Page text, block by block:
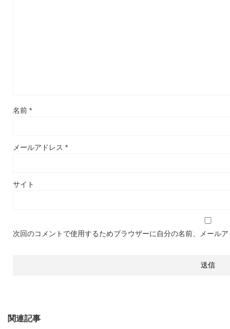
名前 *
メールアドレス *
サイト
次回のコメントで使用するためブラウザーに自分の名前、メール
関連記事